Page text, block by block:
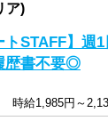
ア)
トSTAFF】
歴書不要◎
時給1,985円～